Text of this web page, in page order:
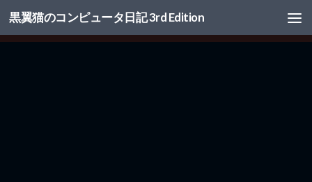
コンテンツへスキップ
黒翼猫のコンピュータ日記 3rd Edition